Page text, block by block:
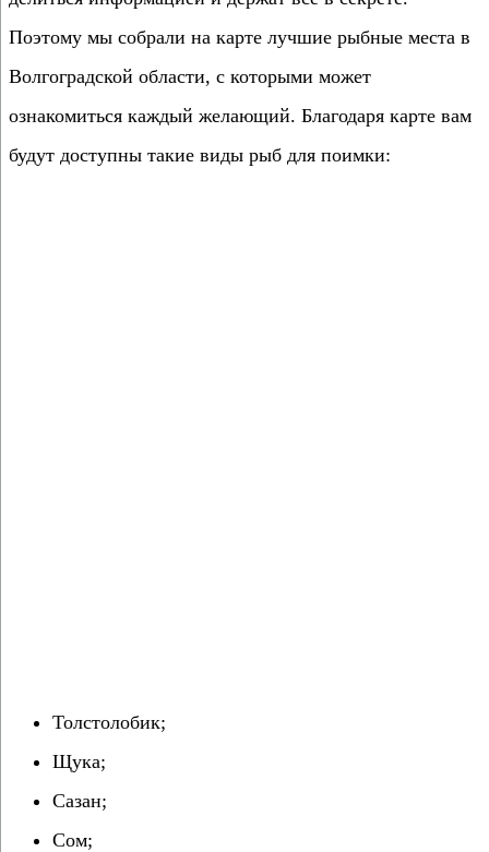
Поэтому мы собрали на карте лучшие рыбные места в
Волгоградской области, с которыми может
ознакомиться каждый желающий. Благодаря карте вам
будут доступны такие виды рыб для поимки:
Толстолобик;
Щука;
Сазан;
Сом;